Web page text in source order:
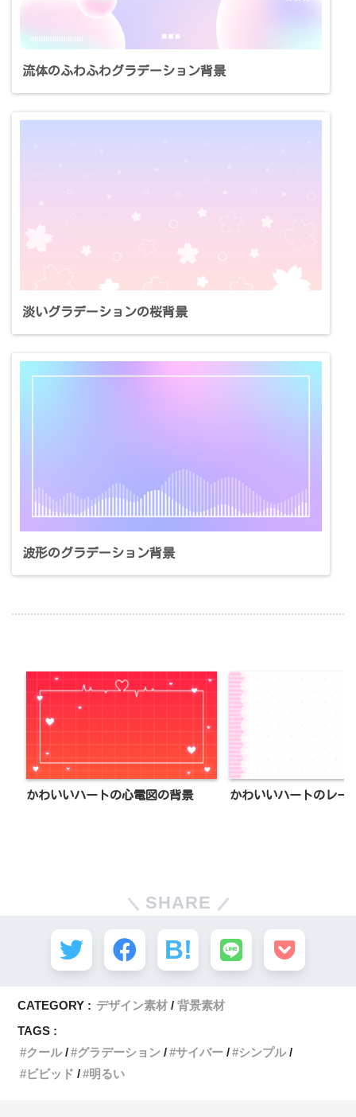
流体のふわふわグラデーション背景
淡いグラデーションの桜背景
波形のグラデーション背景
かわいいハートの心電図の背景 かわいいハートのレー
SHARE
CATEGORY : デザイン素材
背景素材
TAGS :
クール
グラデーション サイバー
シンプル
ビビッド
明るい